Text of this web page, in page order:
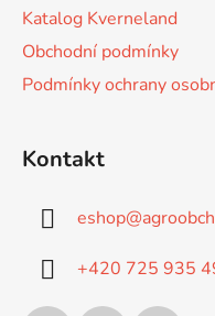
Katalog Kverneland
Obchodní podmínky
Podmínky ochrany
Kontakt
eshop@
+420 725 935